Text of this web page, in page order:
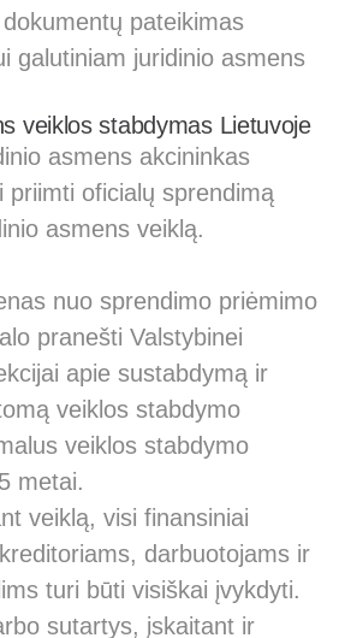
pateikimas
galutiniam juridinio asmens
veiklos stabdymas Lietuvoje
asmens akcininkas
priimti oficialų sprendimą
asmens veiklą.
nuo sprendimo priėmimo
pranešti Valstybinei
apie sustabdymą ir
veiklos stabdymo
veiklos stabdymo
metai.
veiklą, visi finansiniai
darbuotojams ir
turi būti visiškai įvykdyti.
sutartys, įskaitant ir